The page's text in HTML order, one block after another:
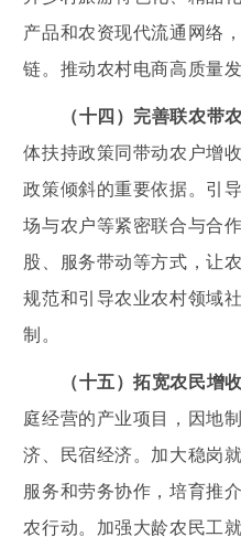
产品和农资现代流通网络
链。推动农村电商高质量发
（十四）完善联农带
体扶持政策同带动农户增
政策倾斜的重要依据。引
场与农户等紧密联合与合
股、服务带动等方式，让
规范和引导农业农村领域
制。
（十五）拓宽农民增
庭经营的产业项目，因地
济、民宿经济。加大稳岗
服务和劳务协作，培育推
农行动。加强大龄农民工